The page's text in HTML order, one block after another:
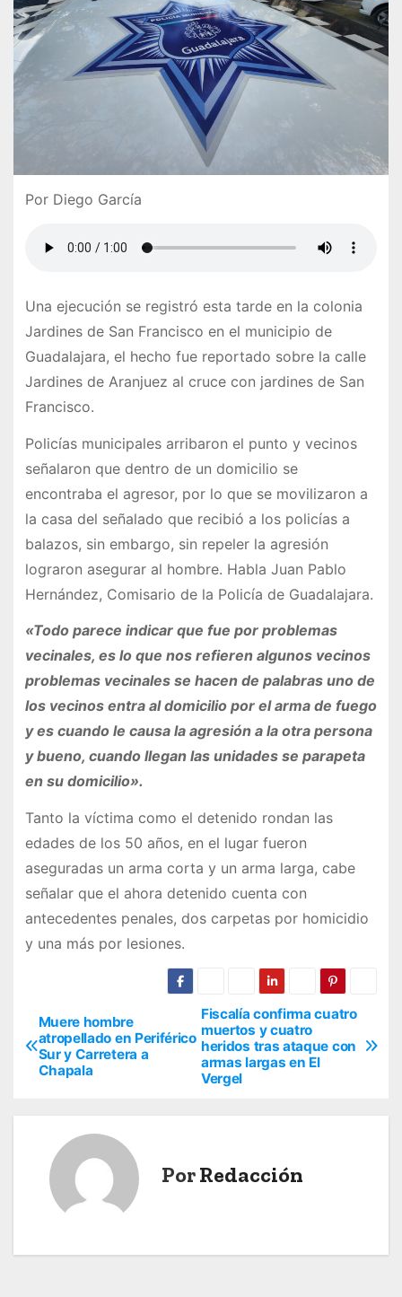
Por Diego García
Una ejecución se registró esta tarde en la colonia
Jardines de San Francisco en el municipio de
Guadalajara, el hecho fue reportado sobre la calle
Jardines de Aranjuez al cruce con jardines de San
Francisco.
Policías municipales arribaron el punto y vecinos
señalaron que dentro de un domicilio se
encontraba el agresor, por lo que se movilizaron a
la casa del señalado que recibió a los policías a
balazos, sin embargo, sin repeler la agresión
lograron asegurar al hombre. Habla Juan Pablo
Hernández, Comisario de la Policía de Guadalajara.
«Todo parece indicar que fue por problemas
vecinales, es lo que nos refieren algunos vecinos
problemas vecinales se hacen de palabras uno de
los vecinos entra al domicilio por el arma de fuego
y es cuando le causa la agresión a la otra persona
y bueno, cuando llegan las unidades se parapeta
en su domicilio».
Tanto la víctima como el detenido rondan las
edades de los 50 años, en el lugar fueron
aseguradas un arma corta y un arma larga, cabe
señalar que el ahora detenido cuenta con
antecedentes penales, dos carpetas por homicidio
y una más por lesiones.
N
a
Fiscalía confirma cuatro
muertos y cuatro
heridos tras ataque con
armas largas en El
Vergel
Muere hombre
atropellado en Periférico
Sur y Carretera a
Chapala
PorRedacción